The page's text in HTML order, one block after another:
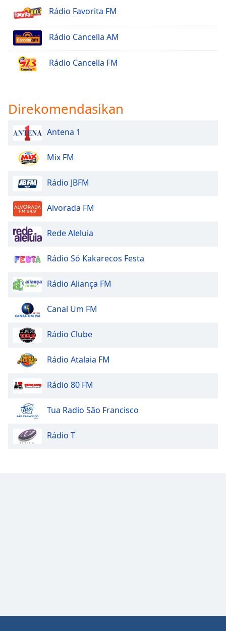
Rádio Favorita FM
Rádio Cancella AM
Rádio Cancella FM
Direkomendasikan
Antena 1
Mix FM
Rádio JBFM
Alvorada FM
Rede Aleluia
Rádio Só Kakarecos Festa
Rádio Aliança FM
Canal Um FM
Rádio Clube
Rádio Atalaia FM
Rádio 80 FM
Tua Radio São Francisco
Rádio T